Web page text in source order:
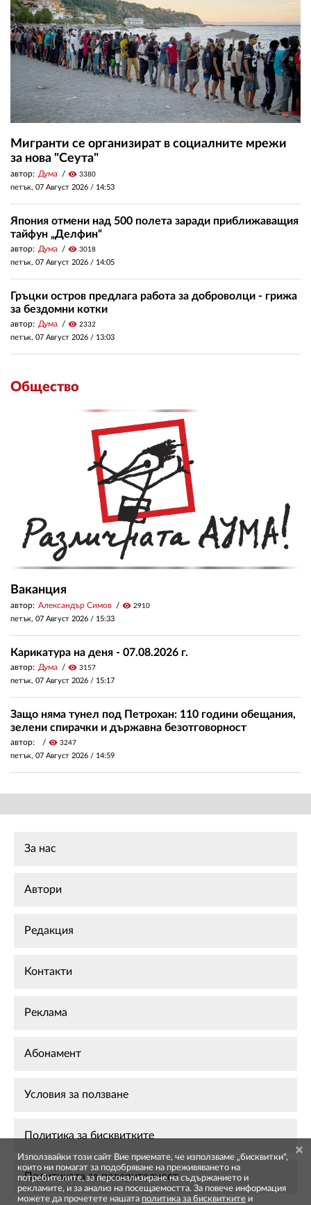
Мигранти се организират в социалните мрежи
за нова "Сеута"
автор: Дума visibility 3380
петък, 07 Август 2026 / 14:53
Япония отмени над 500 полета заради приближаващия
тайфун „Делфин“
автор: Дума visibility 3018
петък, 07 Август 2026 / 14:05
Гръцки остров предлага работа за доброволци - грижа
за бездомни котки
автор: Дума visibility 2332
петък, 07 Август 2026 / 13:03
Общество
Ваканция
автор: Александър Симов visibility 2910
петък, 07 Август 2026 / 15:33
Карикатура на деня - 07.08.2026 г.
автор: Дума visibility 3157
петък, 07 Август 2026 / 15:17
Защо няма тунел под Петрохан: 110 години обещания,
зелени спирачки и държавна безотговорност
автор: visibility 3247
петък, 07 Август 2026 / 14:59
За нас
Автори
Редакция
Контакти
Реклама
Абонамент
Условия за ползване
Политика за бисквитките
Политиката за поверителност
Използвайки този сайт Вие приемате, че използваме „бисквитки",
които ни помагат за подобряване на преживяването на
потребителите, за персонализиране на съдържанието и
рекламите, и за анализ на посещаемостта. За повече информация
можете да прочетете нашата политика за бисквитките и